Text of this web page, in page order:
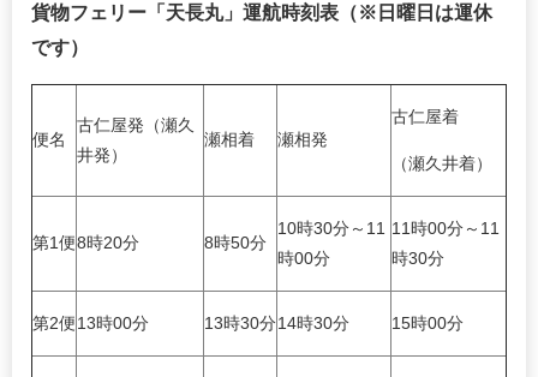
貨物フェリー「天長丸」運航時刻表（※日曜日は運休
です）
便名
古仁屋発（瀬久
井発）
瀬相着 瀬相発
古仁屋着
（瀬久井着）
第1便8時20分 8時50分
10時30分～11
時00分
11時00分～11
時30分
第2便13時00分 13時30分14時30分 15時00分